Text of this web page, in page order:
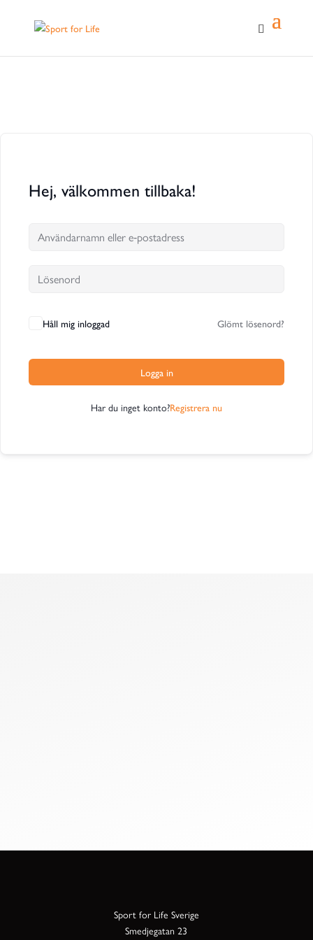
Hej, välkommen tillbaka!
Håll mig inloggad Glömt lösenord?
Logga in
Har du inget konto?Registrera nu
Sport for Life Sverige
Smedjegatan 23